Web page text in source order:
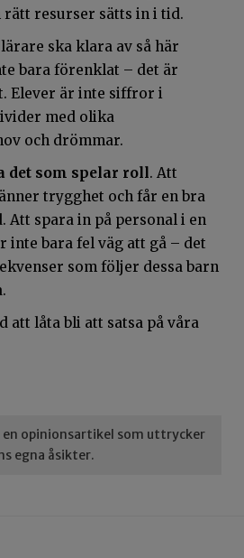
rätt resurser sätts in i tid.
ska klara av så här
bara förenklat – det är
Elever är inte siffror i
med olika
och drömmar.
det som spelar roll . Att
trygghet och får en bra
Att spara in på personal i en
inte bara fel väg att gå – det
som följer dessa barn
att låta bli att satsa på våra
en opinionsartikel som uttrycker
egna åsikter.